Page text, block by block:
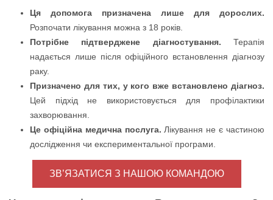
Ця допомога призначена лише для дорослих.
Розпочати лікування можна з 18 років.
Потрібне підтверджене діагностування. Терапія
надається лише після офіційного встановлення діагнозу
раку.
Призначено для тих, у кого вже встановлено діагноз.
Цей підхід не використовується для профілактики
захворювання.
Це офіційна медична послуга. Лікування не є частиною
дослідження чи експериментальної програми.
ЗВ’ЯЗАТИСЯ З НАШОЮ КОМАНДОЮ